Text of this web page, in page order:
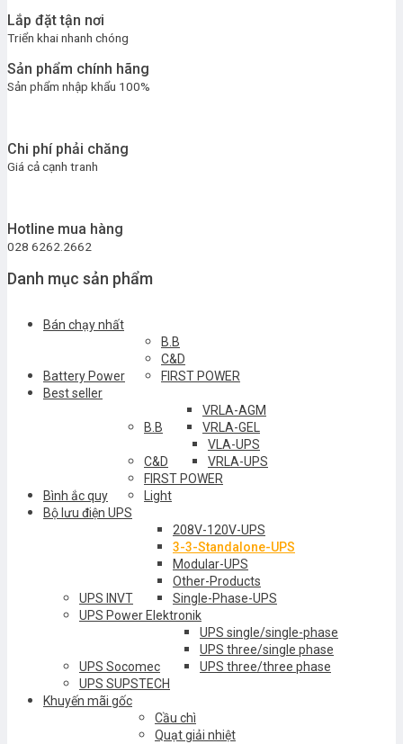
Lắp đặt tận nơi
Triển khai nhanh chóng
Sản phẩm chính hãng
Sản phẩm nhập khẩu 100%
Chi phí phải chăng
Giá cả cạnh tranh
Hotline mua hàng
028 6262.2662
Danh mục sản phẩm
Bán chạy nhất
Battery Power
B.B
C&D
FIRST POWER
Best seller
Bình ắc quy
B.B
VRLA-AGM
VRLA-GEL
C&D
VLA-UPS
VRLA-UPS
FIRST POWER
Light
Bộ lưu điện UPS
UPS INVT
208V-120V-UPS
3-3-Standalone-UPS
Modular-UPS
Other-Products
Single-Phase-UPS
UPS Power Elektronik
UPS Socomec
UPS single/single-phase
UPS three/single phase
UPS three/three phase
UPS SUPSTECH
Khuyến mãi gốc
Cầu chì
Quạt giải nhiệt